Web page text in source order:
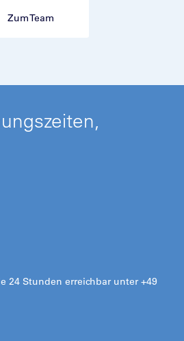
Zum Team
24 Stunden erreichbar unter +49